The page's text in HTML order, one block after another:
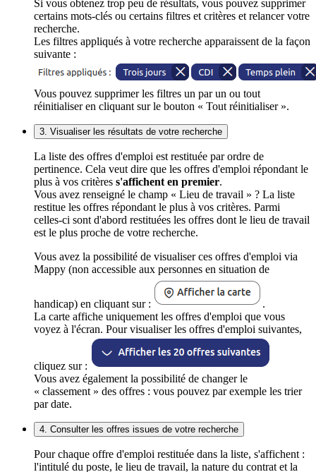
Si vous obtenez trop peu de résultats, vous pouvez supprimer
certains mots-clés ou certains filtres et critères et relancer votre
recherche.
Les filtres appliqués à votre recherche apparaissent de la façon
suivante :
Vous pouvez supprimer les filtres un par un ou tout
réinitialiser en cliquant sur le bouton « Tout réinitialiser ».
3. Visualiser les résultats de votre recherche
La liste des offres d'emploi est restituée par ordre de
pertinence. Cela veut dire que les offres d'emploi répondant le
plus à vos critères s'affichent en premier.
Vous avez renseigné le champ « Lieu de travail » ? La liste
restitue les offres répondant le plus à vos critères. Parmi
celles-ci sont d'abord restituées les offres dont le lieu de travail
est le plus proche de votre recherche.
Vous avez la possibilité de visualiser ces offres d'emploi via
Mappy (non accessible aux personnes en situation de
handicap) en cliquant sur :
.
La carte affiche uniquement les offres d'emploi que vous
voyez à l'écran. Pour visualiser les offres d'emploi suivantes,
cliquez sur :
Vous avez également la possibilité de changer le
« classement » des offres : vous pouvez par exemple les trier
par date.
4. Consulter les offres issues de votre recherche
Pour chaque offre d'emploi restituée dans la liste, s'affichent :
l'intitulé du poste, le lieu de travail, la nature du contrat et la